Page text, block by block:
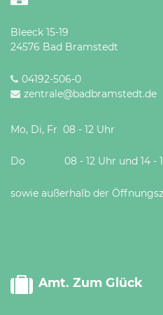
Bleeck 15-19
24576 Bad Bramstedt
04192-506-0
zentrale@badbramstedt.de
Mo, Di, Fr 08 - 12 Uhr
Do 08 - 12 Uhr und 14 -
sowie außerhalb der
Amt. Zum Glück